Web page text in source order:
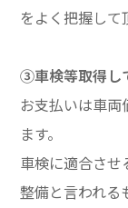
をよく把握して
③車検等取得し
お支払いは車両
ます。
車検に適合さ
整備と言われる